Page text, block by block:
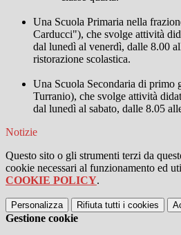
Una Scuola Primaria nella
Carducci"), che svolge attività
dal lunedì al venerdì, dalle 8.00
ristorazione scolastica.
Una Scuola Secondaria di primo
Turranio), che svolge attività
dal lunedì al sabato, dalle 8.05
Notizie
Questo sito o gli strumenti terzi da
cookie necessari al funzionamento ed
COOKIE POLICY.
Personalizza Rifiuta tutti i cookies
Gestione cookie